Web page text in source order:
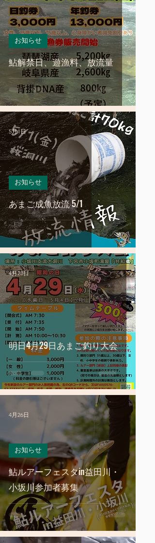
鮎解禁日、遊漁料、放流量
お知らせ
あまご成魚放流 5/1
お知らせ
5月1日
明日4月29日あまご釣り大会
4月28日
鮎ルアーフェスタin益田川・
小坂川参加者募集
お知らせ
4月26日